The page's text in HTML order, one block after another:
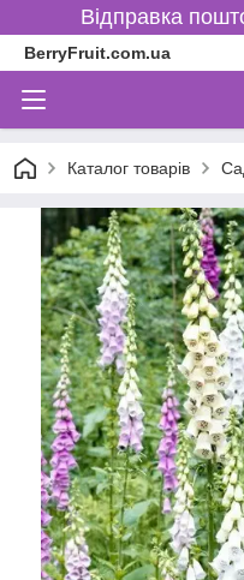
Відправка
BerryFruit.com.ua
Каталог товарів